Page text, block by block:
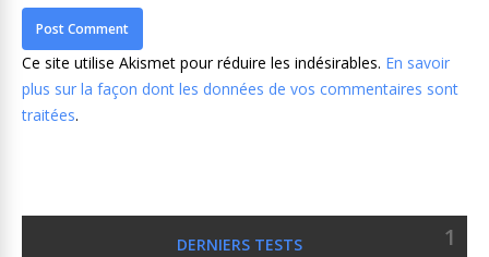
Ce site utilise Akismet pour réduire les indésirables. En savoir
plus sur la façon dont les données de vos commentaires sont
traitées.
DERNIERS TESTS
1